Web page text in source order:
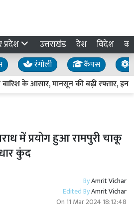
प्रदेश उत्तराखंड देश विदेश
रंगोली कैंपस
के आसार, मानसून की बढ़ी रफ्तार, इन
में प्रयोग हुआ रामपुरी चाकू
कुंद
ByAmrit Vichar
Edited ByAmrit Vichar
On 11 Mar 2024 18:12:48